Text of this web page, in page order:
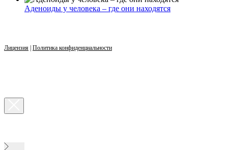
Аденоиды у человека – где они находятся
Лицензия Политика конфиденциальности